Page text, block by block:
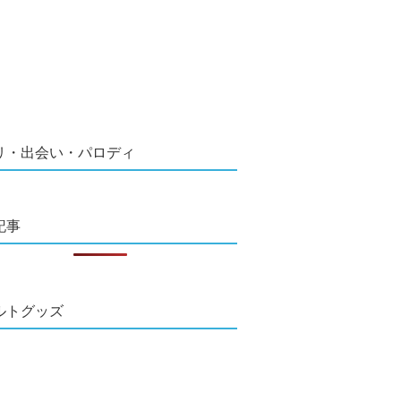
・出会い・パロディ
事
トグッズ